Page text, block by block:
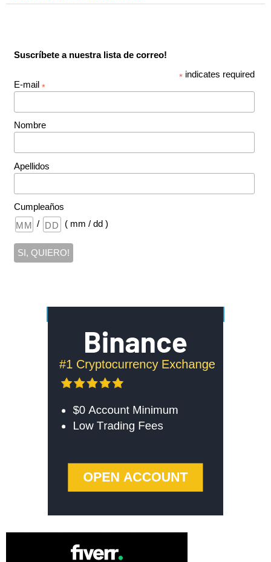
Suscríbete a nuestra lista de correo!
* indicates required
E-mail *
Nombre
Apellidos
Cumpleaños
/
( mm / dd )